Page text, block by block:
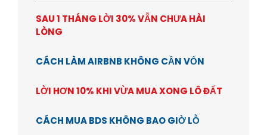
SAU 1 THÁNG LỜI 30% VẪN CHƯA HÀI
LÒNG
CÁCH LÀM AIRBNB KHÔNG CẦN VỐN
LỜI HƠN 10% KHI VỪA MUA XONG LÔ ĐẤT
CÁCH MUA BDS KHÔNG BAO GIỜ LỖ